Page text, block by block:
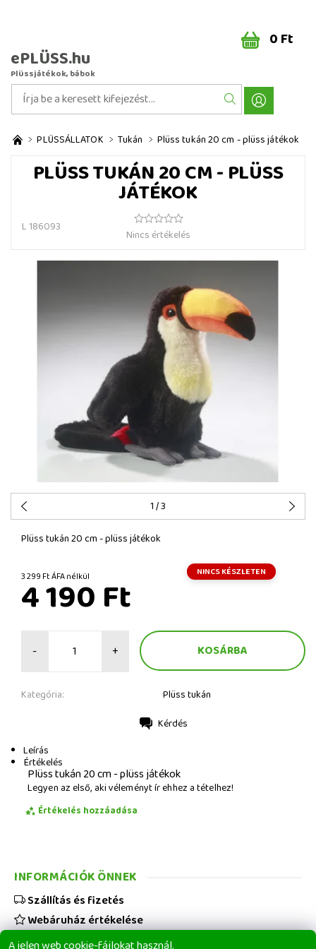
ePLÜSS.hu
Plüssjátékok, bábok
0 Ft
PLÜSSÁLLATOK Tukán Plüss tukán 20 cm - plüss játékok
PLÜSS TUKÁN 20 CM - PLÜSS
JÁTÉKOK
L 186093
Nincs értékelés
1/ 3
Plüss tukán 20 cm - plüss játékok
3 299 Ft ÁFA nélkül NINCS KÉSZLETEN
4 190 Ft
- +
Kategória: Plüss tukán
Kérdés
Leírás
Értékelés
Plüss tukán 20 cm - plüss játékok
Legyen az első, aki véleményt ír ehhez a tételhez!
Értékelés hozzáadása
INFORMÁCIÓK ÖNNEK
Szállítás és fizetés
Webáruház értékelése
Viszonteladóknak